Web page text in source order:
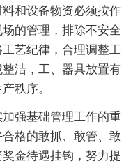
和设备物资必须按作
的管理，排除不安全
艺纪律，合理调整工
洁，工、器具放置有
秩序。
强基础管理工作的重
格的敢抓、敢管、敢
金待遇挂钩，努力提